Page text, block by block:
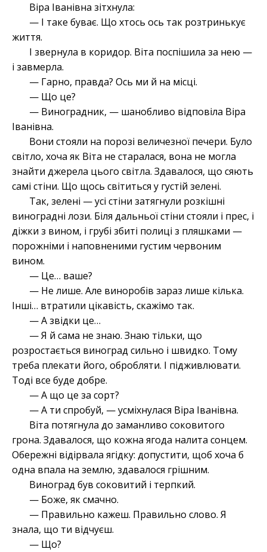
Віра Іванівна зітхнула:
— І таке буває. Що хтось ось так розтринькує
життя.
І звернула в коридор. Віта поспішила за нею —
і завмерла.
— Гарно, правда? Ось ми й на місці.
— Що це?
— Виноградник, — шанобливо відповіла Віра
Іванівна.
Вони стояли на порозі величезної печери. Було
світло, хоча як Віта не старалася, вона не могла
знайти джерела цього світла. Здавалося, що сяють
самі стіни. Що щось світиться у густій зелені.
Так, зелені — усі стіни затягнули розкішні
виноградні лози. Біля дальньої стіни стояли і прес, і
діжки з вином, і грубі збиті полиці з пляшками —
порожніми і наповненими густим червоним
вином.
— Це… ваше?
— Не лише. Але виноробів зараз лише кілька.
Інші… втратили цікавість, скажімо так.
— А звідки це…
— Я й сама не знаю. Знаю тільки, що
розростається виноград сильно і швидко. Тому
треба плекати його, обробляти. І підживлювати.
Тоді все буде добре.
— А що це за сорт?
— А ти спробуй, — усміхнулася Віра Іванівна.
Віта потягнула до заманливо соковитого
грона. Здавалося, що кожна ягода налита сонцем.
Обережні відірвала ягідку: допустити, щоб хоча б
одна впала на землю, здавалося грішним.
Виноград був соковитий і терпкий.
— Боже, як смачно.
— Правильно кажеш. Правильно слово. Я
знала, що ти відчуєш.
— Що?